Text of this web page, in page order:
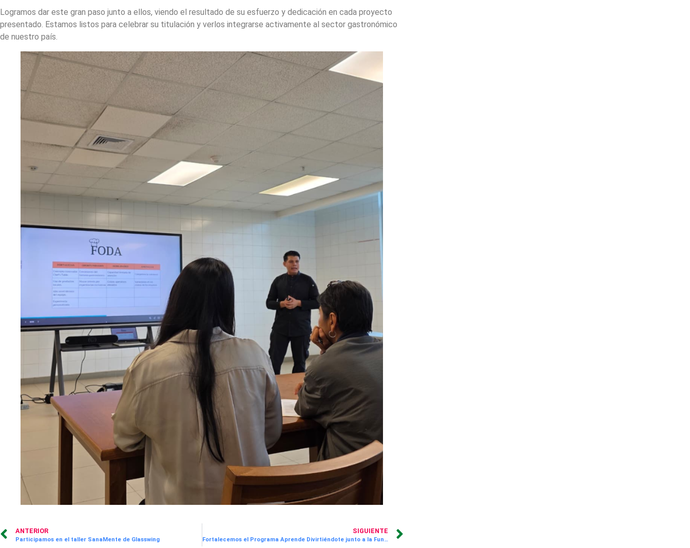
Logramos dar este gran paso junto a ellos, viendo el resultado de su esfuerzo y dedicación en cada proyecto
presentado. Estamos listos para celebrar su titulación y verlos integrarse activamente al sector gastronómico
de nuestro país.
ANTERIOR
Participamos en el taller SanaMente de Glasswing
SIGUIENTE
Fortalecemos el Programa Aprende Divirtiéndote junto a la Fundación Causa Nuestra